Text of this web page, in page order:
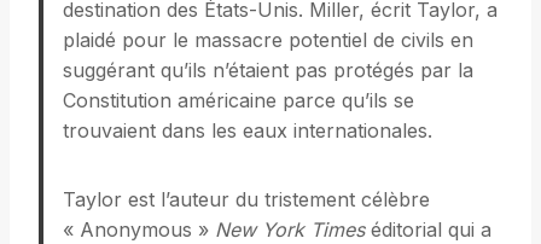
destination des États-Unis. Miller, écrit Taylor, a
plaidé pour le massacre potentiel de civils en
suggérant qu’ils n’étaient pas protégés par la
Constitution américaine parce qu’ils se
trouvaient dans les eaux internationales.
Taylor est l’auteur du tristement célèbre
« Anonymous » New York Timeséditorial qui a